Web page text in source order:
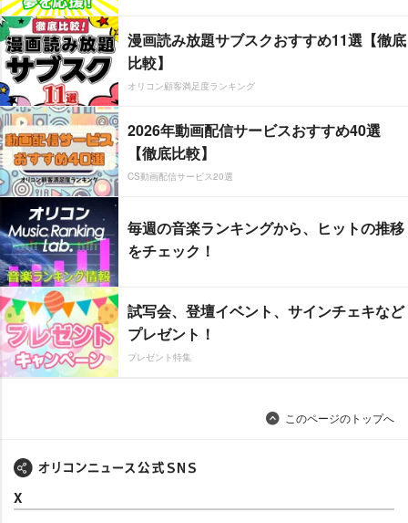
漫画読み放題サブスクおすすめ11選【徹底
比較】
オリコン顧客満足度ランキング
2026年動画配信サービスおすすめ40選
【徹底比較】
CS動画配信サービス20選
毎週の音楽ランキングから、ヒットの推移
をチェック！
試写会、登壇イベント、サインチェキなど
プレゼント！
プレゼント特集
このページのトップへ
X